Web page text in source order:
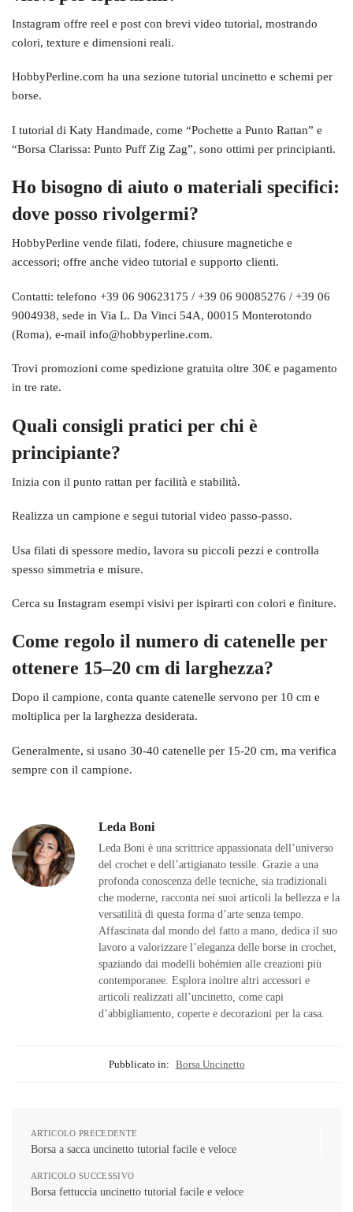
Instagram offre reel e post con brevi video tutorial, mostrando
colori, texture e dimensioni reali.
HobbyPerline.com ha una sezione tutorial uncinetto e schemi per
borse.
I tutorial di Katy Handmade, come “Pochette a Punto Rattan” e
“Borsa Clarissa: Punto Puff Zig Zag”, sono ottimi per principianti.
Ho bisogno di aiuto o materiali specifici:
dove posso rivolgermi?
HobbyPerline vende filati, fodere, chiusure magnetiche e
accessori; offre anche video tutorial e supporto clienti.
Contatti: telefono +39 06 90623175 / +39 06 90085276 / +39 06
9004938, sede in Via L. Da Vinci 54A, 00015 Monterotondo
(Roma), e-mail info@hobbyperline.com.
Trovi promozioni come spedizione gratuita oltre 30€ e pagamento
in tre rate.
Quali consigli pratici per chi è
principiante?
Inizia con il punto rattan per facilità e stabilità.
Realizza un campione e segui tutorial video passo-passo.
Usa filati di spessore medio, lavora su piccoli pezzi e controlla
spesso simmetria e misure.
Cerca su Instagram esempi visivi per ispirarti con colori e finiture.
Come regolo il numero di catenelle per
ottenere 15–20 cm di larghezza?
Dopo il campione, conta quante catenelle servono per 10 cm e
moltiplica per la larghezza desiderata.
Generalmente, si usano 30-40 catenelle per 15-20 cm, ma verifica
sempre con il campione.
Leda Boni
Leda Boni è una scrittrice appassionata dell’universo
del crochet e dell’artigianato tessile. Grazie a una
profonda conoscenza delle tecniche, sia tradizionali
che moderne, racconta nei suoi articoli la bellezza e la
versatilità di questa forma d’arte senza tempo.
Affascinata dal mondo del fatto a mano, dedica il suo
lavoro a valorizzare l’eleganza delle borse in crochet,
spaziando dai modelli bohémien alle creazioni più
contemporanee. Esplora inoltre altri accessori e
articoli realizzati all’uncinetto, come capi
d’abbigliamento, coperte e decorazioni per la casa.
Pubblicato in: Borsa Uncinetto
ARTICOLO PRECEDENTE
Borsa a sacca uncinetto tutorial facile e veloce
ARTICOLO SUCCESSIVO
Borsa fettuccia uncinetto tutorial facile e veloce